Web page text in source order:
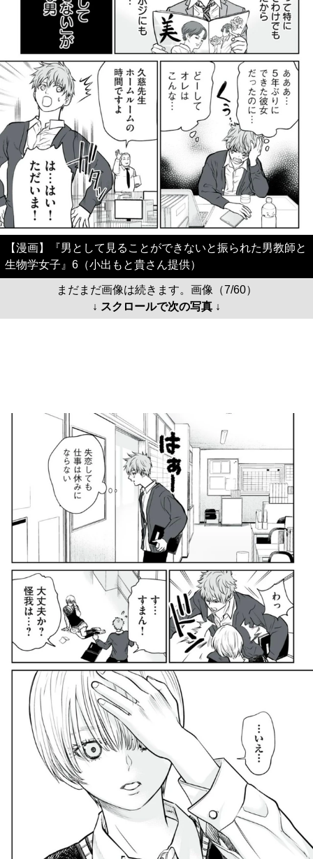
【漫画】『男として見ることができないと振られた男教師と
生物学女子』6（小出もと貴さん提供）
まだまだ画像は続きます。画像（7/60）
↓ スクロールで次の写真 ↓